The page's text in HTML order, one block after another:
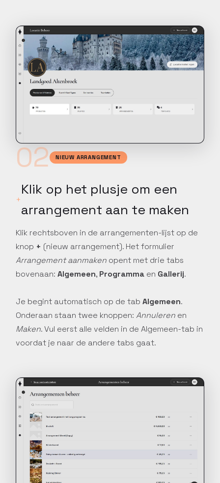
PERSOONLIJK
Vraag een
aan
Laat een Constell-specialist
ZELFSTANDIG
Online basistraining
basisfuncties van Constell
online training.
02 NIEUW ARRANGEMENT
Klik op het plusje om een
arrangement aan te maken
Klik rechtsboven in de arrangementen-lijst op de
knop + (nieuw arrangement). Het formulier
Arrangement aanmaken opent met drie tabs
bovenaan: Algemeen, Programma en Gallerij.
Je begint automatisch op de tab Algemeen.
Onderaan staan twee knoppen: Annuleren en
Maken. Vul eerst alle velden in de Algemeen-tab in
voordat je naar de andere tabs gaat.